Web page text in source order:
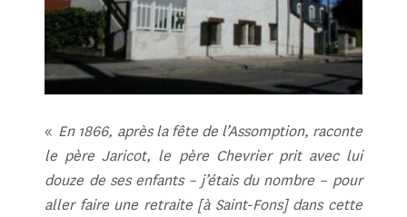
« En 1866, après la fête de l’Assomption, raconte
le père Jaricot, le père Chevrier prit avec lui
douze de ses enfants – j’étais du nombre – pour
aller faire une retraite [à Saint-Fons] dans cette